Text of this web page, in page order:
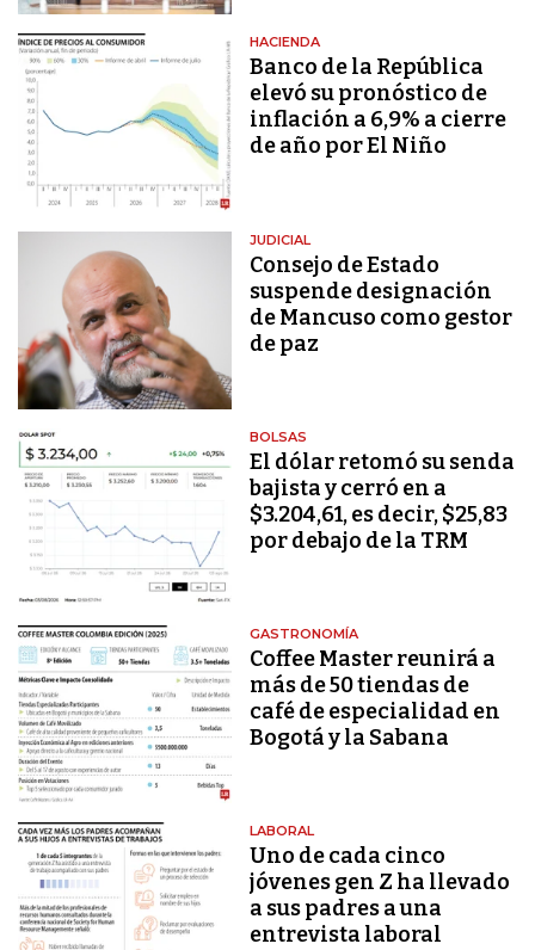
HACIENDA
Banco de la República
elevó su pronóstico de
inflación a 6,9% a cierre
de año por El Niño
JUDICIAL
Consejo de Estado
suspende designación
de Mancuso como gestor
de paz
BOLSAS
El dólar retomó su senda
bajista y cerró en a
$3.204,61, es decir, $25,83
por debajo de la TRM
GASTRONOMÍA
Coffee Master reunirá a
más de 50 tiendas de
café de especialidad en
Bogotá y la Sabana
LABORAL
Uno de cada cinco
jóvenes gen Z ha llevado
a sus padres a una
entrevista laboral